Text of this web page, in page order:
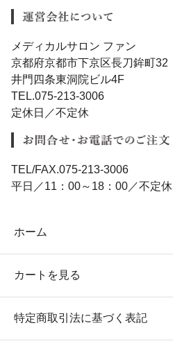
メディカルサロン ファン
京都府京都市下京区長刀鉾町32
井門四条東洞院ビル4F
TEL.075-213-3006
定休日／不定休
TEL/FAX.075-213-3006
平日／11：00～18：00／不定休
ホーム
カートを見る
特定商取引法に基づく表記